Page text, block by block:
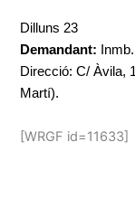
Dilluns 23
Demandant:
Direcció: C/ Àvila,
Martí).
[WRGF id=11633]